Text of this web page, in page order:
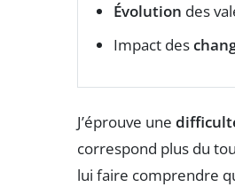
Évolution des
Impact des
J’éprouve une
correspond plus du
lui faire comprendre